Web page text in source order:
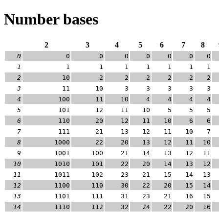
Number bases
2 3 4 5 6 7 8
0 0 0 0 0 0 0
0
1
1 1 1 1 1 1
1
2
10 2 2 2 2 2
2
3
11 10 3 3 3 3
3
4
100 11 10 4 4 4
4
5
101 12 11 10 5 5
5
6
110 20 12 11 10 6
6
7
111 21 13 12 11 10
7
8
1000 22 20 13 12 11
10
9
1001 100 21 14 13 12
11
10
1010 101 22 20 14 13
12
11
1011 102 23 21 15 14
13
12
1100 110 30 22 20 15
14
13
1101 111 31 23 21 16
15
14
1110 112 32 24 22 20
16